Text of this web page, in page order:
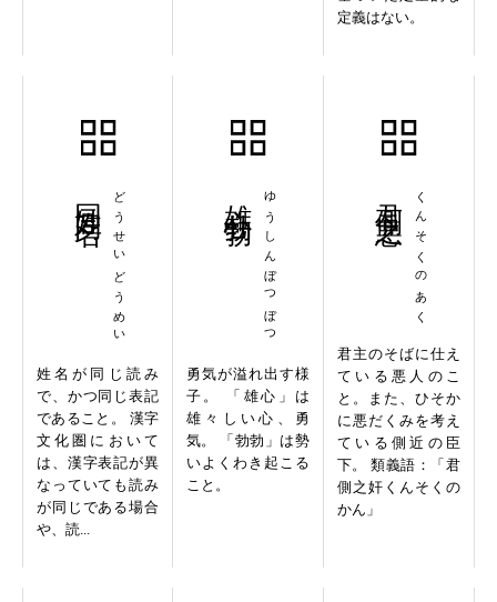
定義はない。
どうせいどうめい
姓名が同じ読み
で、かつ同じ表記
であること。 漢字
文化圏において
は、漢字表記が異
なっていても読み
が同じである場合
や、読...
ゆうしんぼつぼつ
勇気が溢れ出す様
子。 「雄心」は
雄々しい心、勇
気。 「勃勃」は勢
いよくわき起こる
こと。
くんそくのあく
君主のそばに仕え
ている悪人のこ
と。また、ひそか
に悪だくみを考え
ている側近の臣
下。 類義語：「君
側之奸くんそくの
かん」